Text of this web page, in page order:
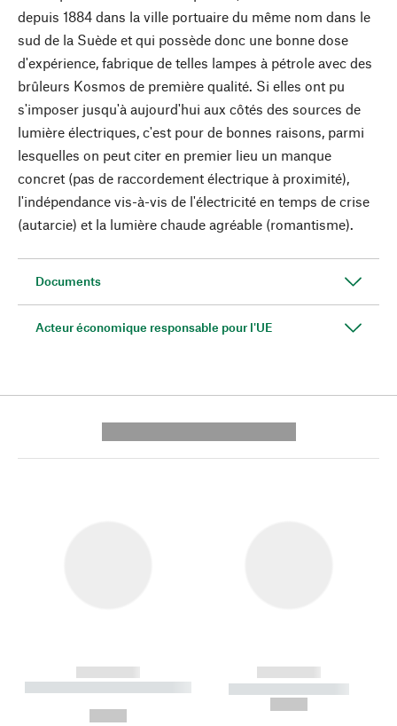
depuis 1884 dans la ville portuaire du même nom dans le
sud de la Suède et qui possède donc une bonne dose
d'expérience, fabrique de telles lampes à pétrole avec des
brûleurs Kosmos de première qualité. Si elles ont pu
s'imposer jusqu'à aujourd'hui aux côtés des sources de
lumière électriques, c'est pour de bonnes raisons, parmi
lesquelles on peut citer en premier lieu un manque
concret (pas de raccordement électrique à proximité),
l'indépendance vis-à-vis de l'électricité en temps de crise
(autarcie) et la lumière chaude agréable (romantisme).
Documents
Acteur économique responsable pour l'UE
------------
----------- ----------- --------
------------
----------- -----------